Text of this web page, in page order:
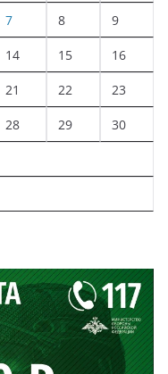
7 8 9
14 15 16
21 22 23
28 29 30